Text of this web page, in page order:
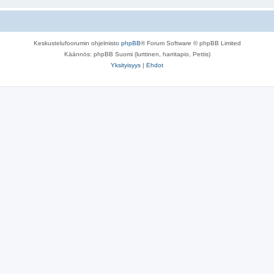
Keskustelufoorumin ohjelmisto phpBB® Forum Software © phpBB Limited
Käännös: phpBB Suomi (lurttinen, harritapio, Pettis)
Yksityisyys | Ehdot